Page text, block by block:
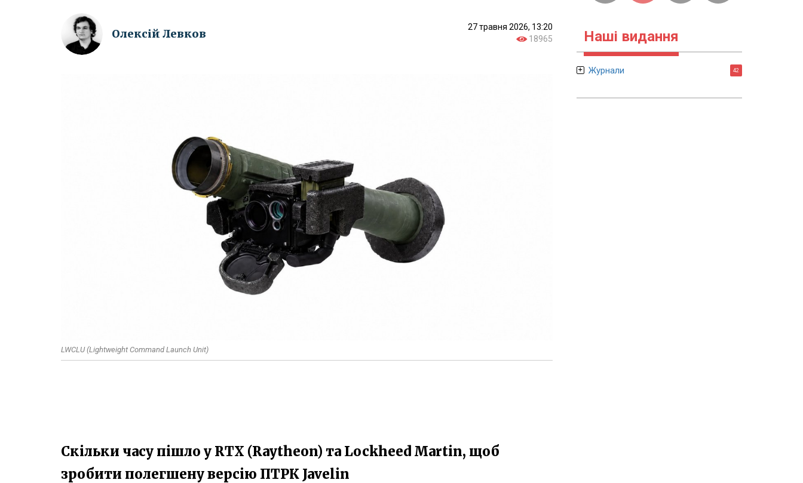
Олексій Левков
27 травня 2026, 13:20
18965
LWCLU​ (Lightweight Command Launch Unit​)
Скільки часу пішло у RTX (Raytheon) та Lockheed Martin, щоб
зробити полегшену версію ПТРК Javelin
Наші видання
Журнали 42